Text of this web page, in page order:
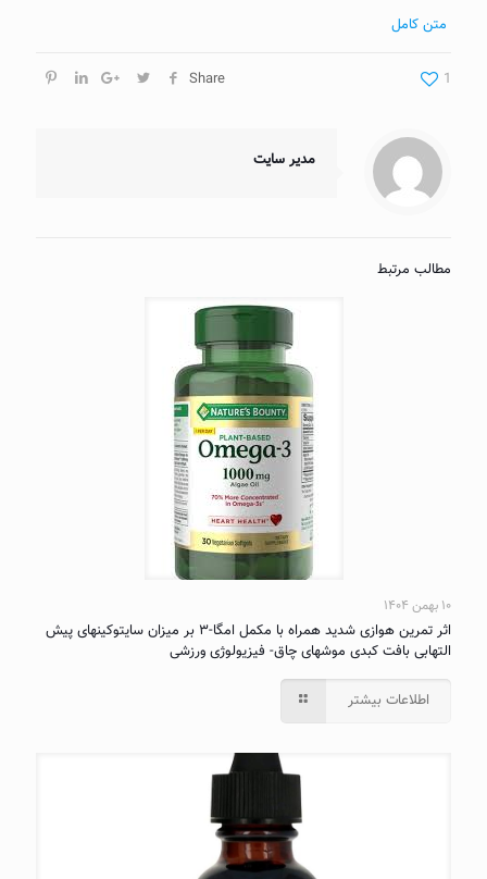
متن کامل
Share 1
مدیر سایت
مطالب مرتبط
۱۰ بهمن ۱۴۰۴
اثر تمرین هوازی شدید همراه با مکمل امگا-۳ بر میزان سایتوکینهای پیش
التهابی بافت کبدی موشهای چاق- فیزیولوژی ورزشی
اطلاعات بیشتر